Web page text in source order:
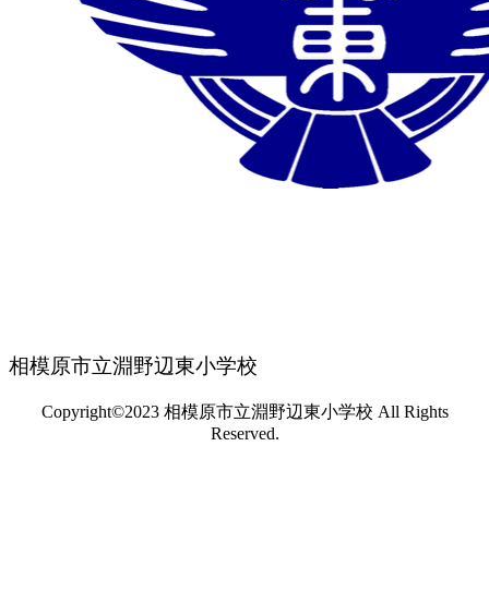
相模原市立淵野辺東小学校
Copyright©2023 相模原市立淵野辺東小学校 All Rights
Reserved.